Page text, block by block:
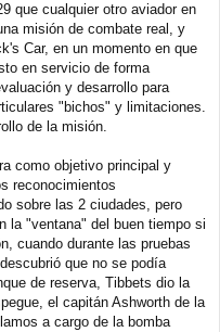
que cualquier otro aviador en
misión de combate real, y
Car, en un momento en que
en servicio de forma
y desarrollo para
"bichos" y limitaciones.
de la misión.
como objetivo principal y
reconocimientos
sobre las 2 ciudades, pero
la "ventana" del buen tiempo si
cuando durante las pruebas
que no se podía
de reserva, Tibbets dio la
el capitán Ashworth de la
a cargo de la bomba